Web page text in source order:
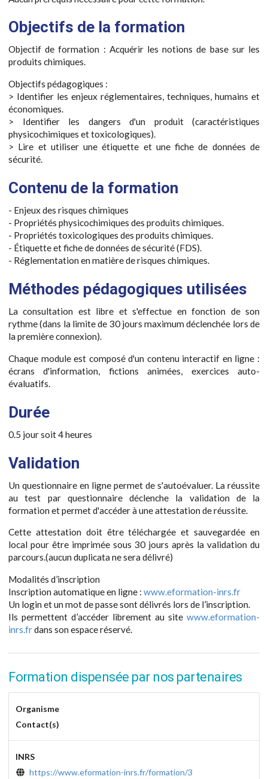
Objectifs de la formation
Objectif de formation : Acquérir les notions de base sur les
produits chimiques.
Objectifs pédagogiques :
> Identifier les enjeux réglementaires, techniques, humains et
économiques.
> Identifier les dangers d'un produit (caractéristiques
physicochimiques et toxicologiques).
> Lire et utiliser une étiquette et une fiche de données de
sécurité.
Contenu de la formation
- Enjeux des risques chimiques
- Propriétés physicochimiques des produits chimiques.
- Propriétés toxicologiques des produits chimiques.
- Étiquette et fiche de données de sécurité (FDS).
- Réglementation en matière de risques chimiques.
Méthodes pédagogiques utilisées
La consultation est libre et s'effectue en fonction de son
rythme (dans la limite de 30 jours maximum déclenchée lors de
la première connexion).
Chaque module est composé d'un contenu interactif en ligne :
écrans d'information, fictions animées, exercices auto-
évaluatifs.
Durée
0.5 jour soit 4 heures
Validation
Un questionnaire en ligne permet de s'autoévaluer. La réussite
au test par questionnaire déclenche la validation de la
formation et permet d'accéder à une attestation de réussite.
Cette attestation doit être téléchargée et sauvegardée en
local pour être imprimée sous 30 jours après la validation du
parcours.(aucun duplicata ne sera délivré)
Modalités d’inscription
Inscription automatique en ligne : www.eformation-inrs.fr
Un login et un mot de passe sont délivrés lors de l’inscription.
Ils permettent d’accéder librement au site www.eformation-
inrs.frdans son espace réservé.
Formation dispensée par nos partenaires
Organisme
Contact(s)
INRS
https://www.eformation-inrs.fr/formation/3